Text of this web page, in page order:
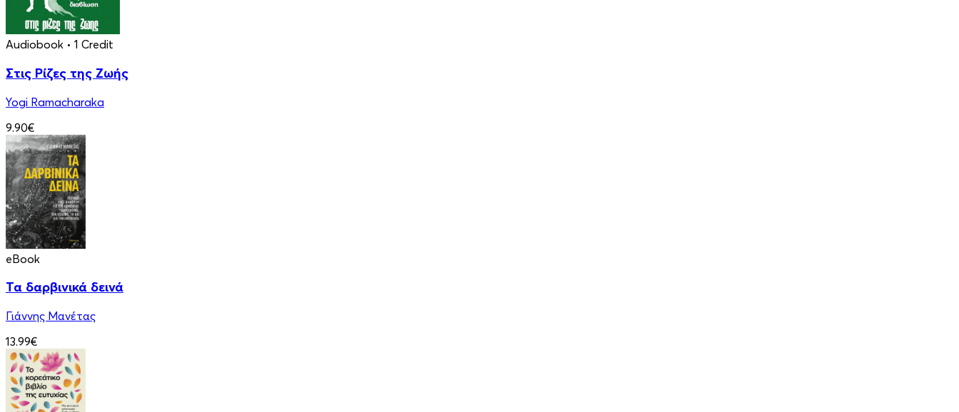
Audiobook • 1 Credit
Στις Ρίζες της Ζωής
Yogi Ramacharaka
9.90€
eBook
Τα δαρβινικά δεινά
Γιάννης Μανέτας
13.99€